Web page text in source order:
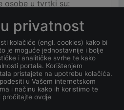
osobe u tvrtki su:
tvrtke
STANIŠIĆ?
osnivanja
privatnost
kolačiće (engl. cookies) kako bi
je moguće jednostavnije i bolje
i analitičke svrhe te kako
portala. Korištenjem
pristajete na upotrebu kolačića.
u Vašem internetskom
i načinu kako ih koristimo te
pročitajte ovdje